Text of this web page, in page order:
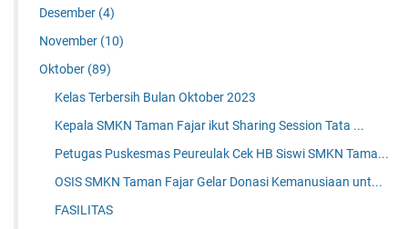
Desember (4)
November (10)
Oktober (89)
Kelas Terbersih Bulan Oktober 2023
Kepala SMKN Taman Fajar ikut Sharing Session Tata ...
Petugas Puskesmas Peureulak Cek HB Siswi SMKN Tama...
OSIS SMKN Taman Fajar Gelar Donasi Kemanusiaan unt...
FASILITAS